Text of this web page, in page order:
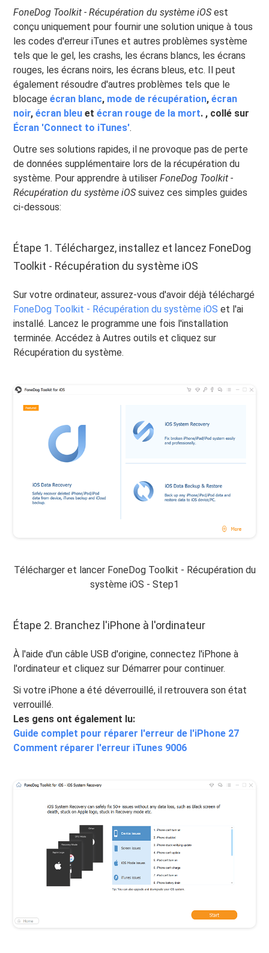
FoneDog Toolkit - Récupération du système iOSest
conçu uniquement pour fournir une solution unique à tous
les codes d'erreur iTunes et autres problèmes système
tels que le gel, les crashs, les écrans blancs, les écrans
rouges, les écrans noirs, les écrans bleus, etc. Il peut
également résoudre d'autres problèmes tels que le
blocageécran blanc, mode de récupération,écran
noir,écran bleu etécran rouge de la mort. , collé sur
Écran 'Connect to iTunes'.
Outre ses solutions rapides, il ne provoque pas de perte
de données supplémentaire lors de la récupération du
système. Pour apprendre à utiliserFoneDog Toolkit -
Récupération du système iOSsuivez ces simples guides
ci-dessous:
Étape 1. Téléchargez, installez et lancez FoneDog
Toolkit - Récupération du système iOS
Sur votre ordinateur, assurez-vous d'avoir déjà téléchargé
FoneDog Toolkit - Récupération du système iOS et l'ai
installé. Lancez le programme une fois l'installation
terminée. Accédez à Autres outils et cliquez sur
Récupération du système.
Télécharger et lancer FoneDog Toolkit - Récupération du
système iOS - Step1
Étape 2. Branchez l'iPhone à l'ordinateur
À l'aide d'un câble USB d'origine, connectez l'iPhone à
l'ordinateur et cliquez sur Démarrer pour continuer.
Si votre iPhone a été déverrouillé, il retrouvera son état
verrouillé.
Les gens ont également lu:
Guide complet pour réparer l'erreur de l'iPhone 27
Comment réparer l'erreur iTunes 9006